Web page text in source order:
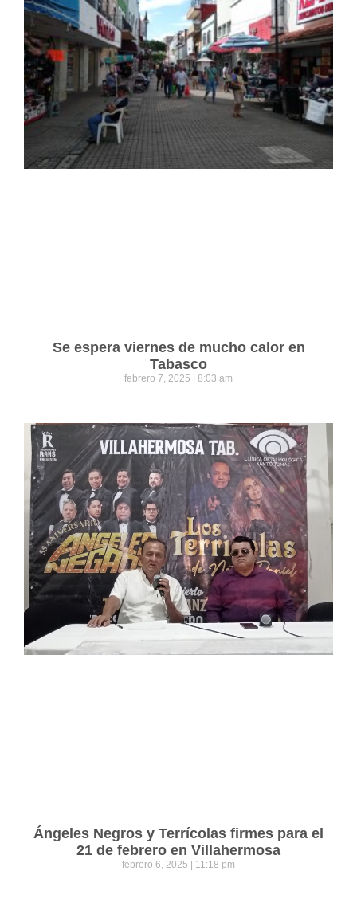
Se espera viernes de mucho calor en
Tabasco
febrero 7, 2025 8:03 am
Ángeles Negros y Terrícolas firmes para el
21 de febrero en Villahermosa
febrero 6, 2025 11:18 pm